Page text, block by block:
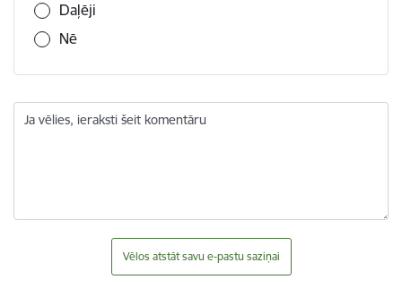
Daļēji
Nē
Ja vēlies, ieraksti šeit komentāru
Vēlos atstāt savu e-pastu saziņai